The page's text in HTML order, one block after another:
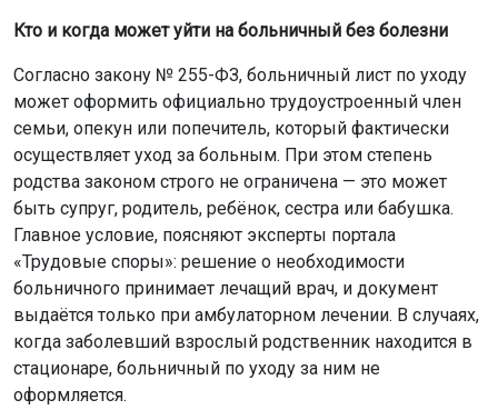
Кто и когда может уйти на больничный без болезни
Согласно закону № 255-ФЗ, больничный лист по уходу
может оформить официально трудоустроенный член
семьи, опекун или попечитель, который фактически
осуществляет уход за больным. При этом степень
родства законом строго не ограничена — это может
быть супруг, родитель, ребёнок, сестра или бабушка.
Главное условие, поясняют эксперты портала
«Трудовые споры»: решение о необходимости
больничного принимает лечащий врач, и документ
выдаётся только при амбулаторном лечении. В случаях,
когда заболевший взрослый родственник находится в
стационаре, больничный по уходу за ним не
оформляется.